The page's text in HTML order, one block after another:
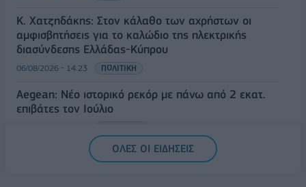
Κ. Χατζηδάκης: Στον κάλαθο των αχρήστων οι
αμφισβητήσεις για το καλώδιο της ηλεκτρικής
διασύνδεσης Ελλάδας-Κύπρου
06/08/2026 - 14:23 ΠΟΛΙΤΙΚΗ
Aegean: Νέο ιστορικό ρεκόρ με πάνω από 2 εκατ.
επιβάτες τον Ιούλιο
ΟΛΕΣ ΟΙ ΕΙΔΗΣΕΙΣ